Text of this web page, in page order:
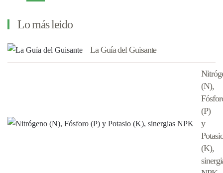
Lo más leido
La Guía del Guisante
(N),
(P)
y
(K),